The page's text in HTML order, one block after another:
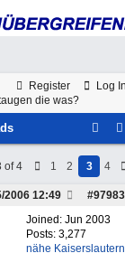
Register Log
die was?
of 4 1 2 3 4
#97983
2006 12:49
Joined: Jun 2003
Posts: 3,277
nähe Kaiserslautern